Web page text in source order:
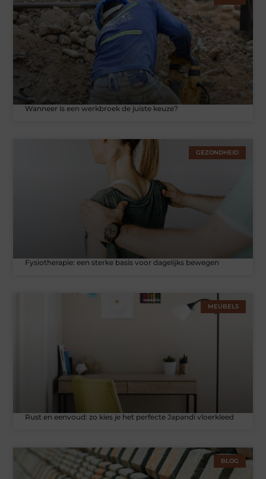
Wanneer is een werkbroek de juiste keuze?
GEZONDHEID
Fysiotherapie: een sterke basis voor dagelijks bewegen
MEUBELS
Rust en eenvoud: zo kies je het perfecte Japandi vloerkleed
BLOG